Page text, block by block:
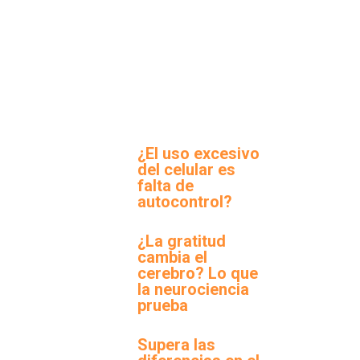
¿El uso excesivo
del celular es
falta de
autocontrol?
¿La gratitud
cambia el
cerebro? Lo que
la neurociencia
prueba
Supera las